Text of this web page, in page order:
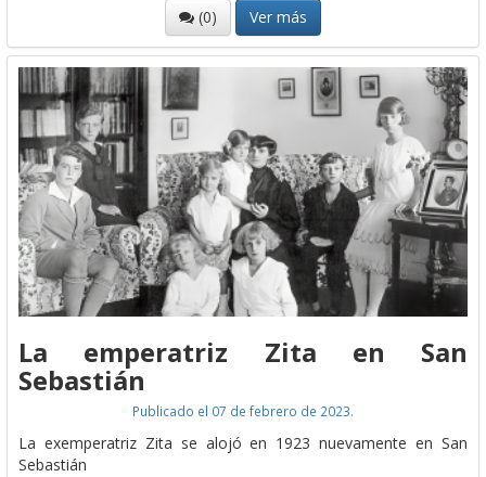
(0) Ver más
La emperatriz Zita en San
Sebastián
Publicado el 07 de febrero de 2023.
La exemperatriz Zita se alojó en 1923 nuevamente en San
Sebastián